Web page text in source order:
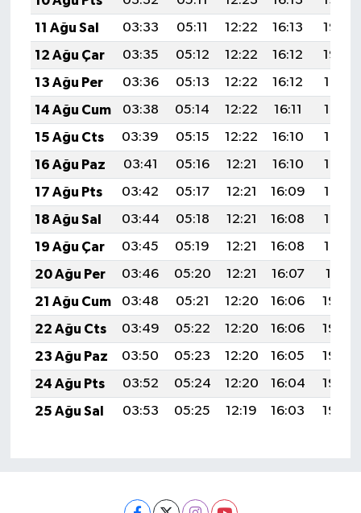
11 Ağu Sal
03:33 05:11 12:22 16:13
19:23
12 Ağu Çar
03:35 05:12 12:22 16:12
19:22
13 Ağu Per
03:36 05:13 12:22 16:12
19:21
14 Ağu Cum
03:38 05:14 12:22 16:11
19:19
15 Ağu Cts
03:39 05:15 12:22 16:10
19:18
16 Ağu Paz
03:41 05:16 12:21 16:10
19:17
17 Ağu Pts
03:42 05:17 12:21 16:09
19:15
18 Ağu Sal
03:44 05:18 12:21 16:08
19:14
19 Ağu Çar
03:45 05:19 12:21 16:08
19:12
20 Ağu Per
03:46 05:20 12:21 16:07
19:11
21 Ağu Cum
03:48 05:21 12:20 16:06
19:09
22 Ağu Cts
03:49 05:22 12:20 16:06
19:08
23 Ağu Paz
03:50 05:23 12:20 16:05
19:06
24 Ağu Pts
03:52 05:24 12:20 16:04
19:05
25 Ağu Sal
03:53 05:25 12:19 16:03 19:03